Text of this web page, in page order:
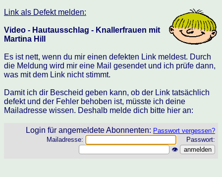
Link als Defekt melden:
Video - Hautausschlag - Knallerfrauen mit
Martina Hill
Es ist nett, wenn du mir einen defekten Link meldest. Durch
die Meldung wird mir eine Mail gesendet und ich prüfe dann,
was mit dem Link nicht stimmt.
Damit ich dir Bescheid geben kann, ob der Link tatsächlich
defekt und der Fehler behoben ist, müsste ich deine
Mailadresse wissen. Deshalb melde dich bitte hier an:
Login für angemeldete Abonnenten: Passwort vergessen?
Mailadresse:
Passwort:
👁